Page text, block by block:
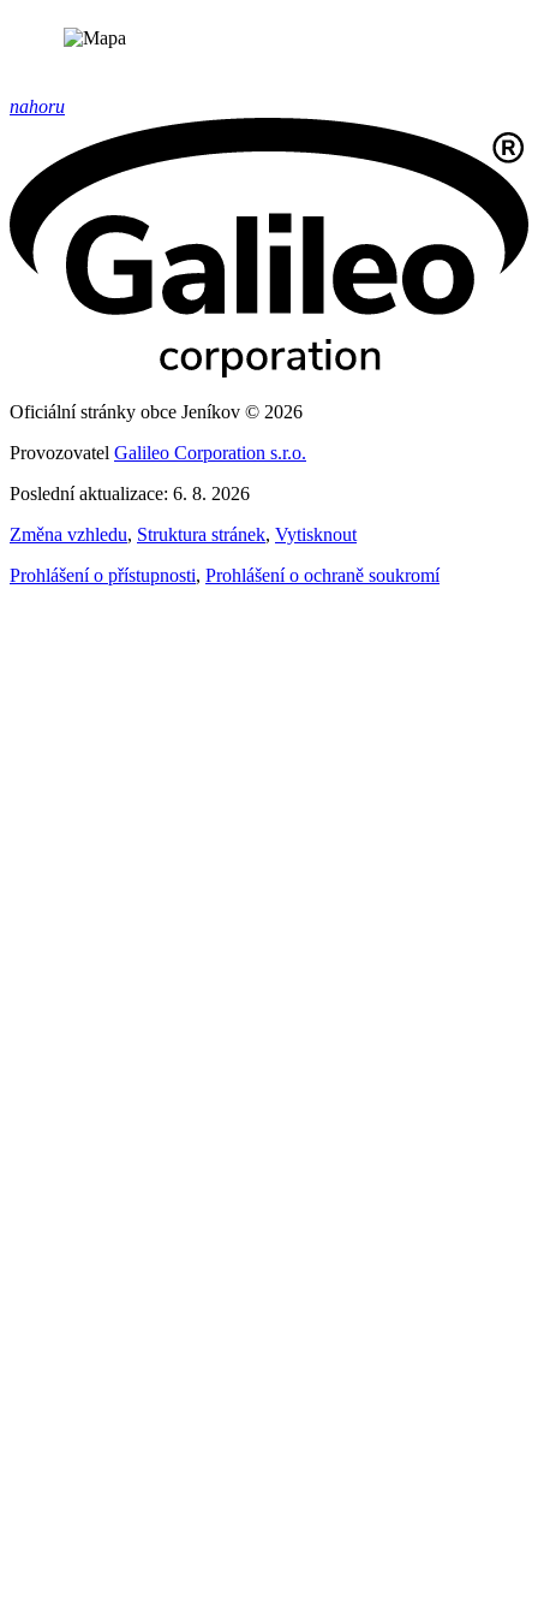
nahoru
Oficiální stránky obce Jeníkov © 2026
Provozovatel Galileo Corporation s.r.o.
Poslední aktualizace: 6. 8. 2026
Změna vzhledu, Struktura stránek, Vytisknout
Prohlášení o přístupnosti, Prohlášení o ochraně soukromí